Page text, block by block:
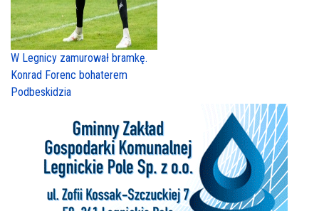
W Legnicy zamurował bramkę.
Konrad Forenc bohaterem
Podbeskidzia